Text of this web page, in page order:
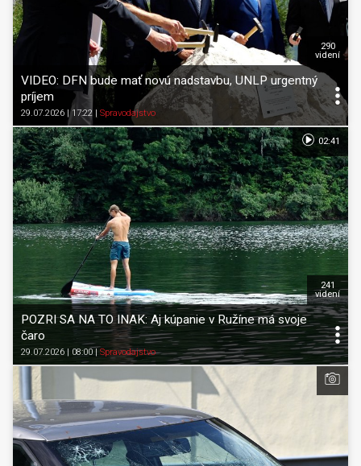
VIDEO: DFN bude mať novú nadstavbu, UNLP urgentný
príjem
29.07.2026 | 17:22 Spravodajstvo
290
videní
POZRI SA NA TO INAK: Aj kúpanie v Ružíne má svoje
čaro
29.07.2026 | 08:00 Spravodajstvo
241
videní
02:41